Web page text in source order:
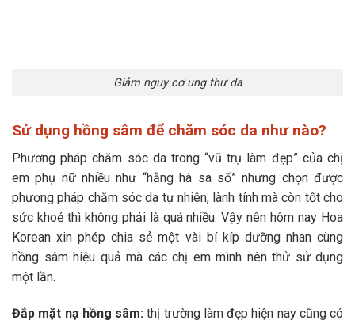
Giảm nguy cơ ung thư da
Sử dụng hồng sâm để chăm sóc da như nào?
Phương pháp chăm sóc da trong “vũ trụ làm đẹp” của chị
em phụ nữ nhiều như “hằng hà sa số” nhưng chọn được
phương pháp chăm sóc da tự nhiên, lành tính mà còn tốt cho
sức khoẻ thì không phải là quá nhiều. Vậy nên hôm nay Hoa
Korean xin phép chia sẻ một vài bí kíp dưỡng nhan cùng
hồng sâm hiệu quả mà các chị em mình nên thử sử dụng
một lần.
Đắp mặt nạ hồng sâm:thị trường làm đẹp hiện nay cũng có